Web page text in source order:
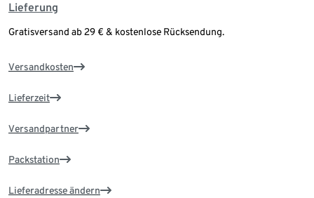
Lieferung
Gratisversand ab 29 € & kostenlose Rücksendung.
Versandkosten
Lieferzeit
Versandpartner
Packstation
Lieferadresse ändern